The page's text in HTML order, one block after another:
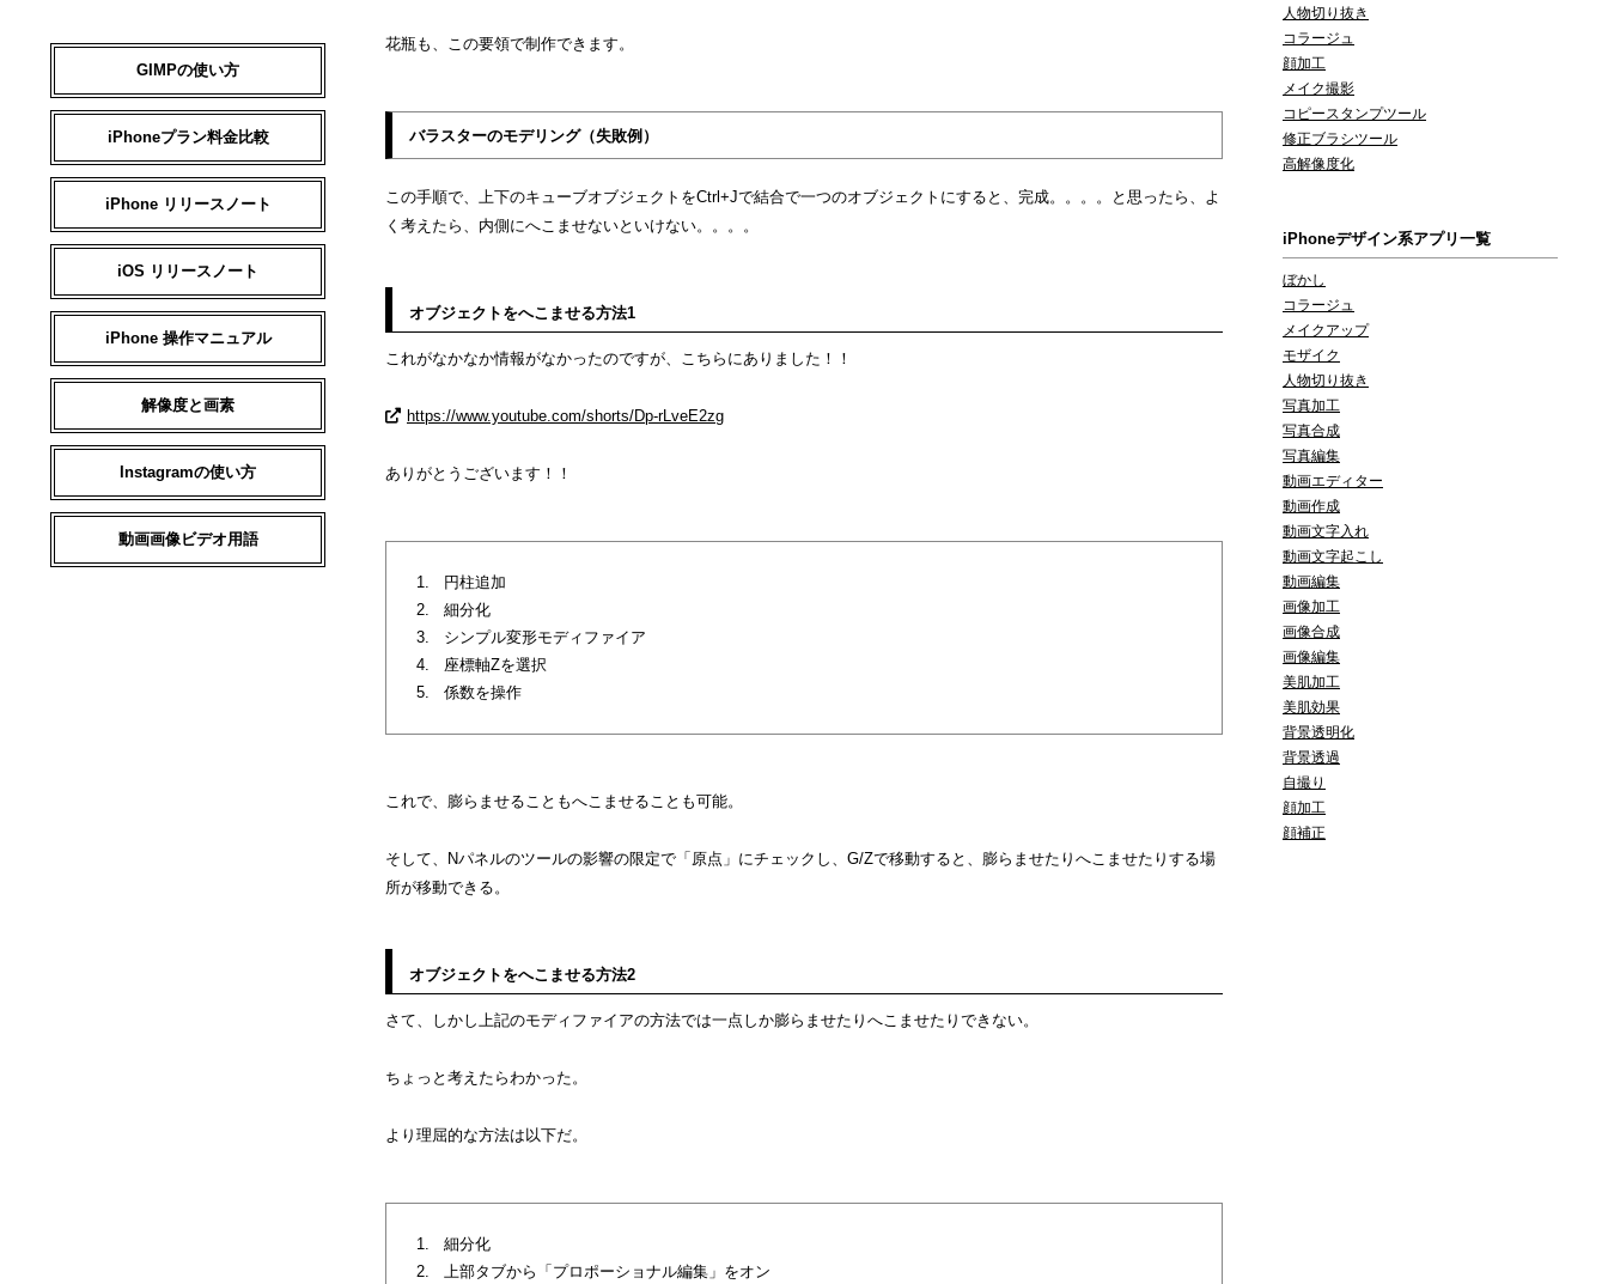
花瓶も、この要領で制作できます。
バラスターのモデリング（失敗例）
この手順で、上下のキューブオブジェクトをCtrl+Jで結合で一つのオブジェクトにすると、完成。。。。と思ったら、よ
く考えたら、内側にへこませないといけない。。。。
オブジェクトをへこませる方法1
これがなかなか情報がなかったのですが、こちらにありました！！
https://www.youtube.com/shorts/Dp-rLveE2zg
ありがとうございます！！
円柱追加
細分化
シンプル変形モディファイア
座標軸Zを選択
係数を操作
これで、膨らませることもへこませることも可能。
そして、Nパネルのツールの影響の限定で「原点」にチェックし、G/Zで移動すると、膨らませたりへこませたりする場
所が移動できる。
オブジェクトをへこませる方法2
さて、しかし上記のモディファイアの方法では一点しか膨らませたりへこませたりできない。
ちょっと考えたらわかった。
より理屈的な方法は以下だ。
細分化
上部タブから「プロポーショナル編集」をオン
GIMPの使い方
iPhoneプラン料金比較
iPhone リリースノート
iOS リリースノート
iPhone 操作マニュアル
解像度と画素
Instagramの使い方
動画画像ビデオ用語
人物切り抜き
コラージュ
顔加工
メイク撮影
コピースタンプツール
修正ブラシツール
高解像度化
iPhoneデザイン系アプリ一覧
ぼかし
コラージュ
メイクアップ
モザイク
人物切り抜き
写真加工
写真合成
写真編集
動画エディター
動画作成
動画文字入れ
動画文字起こし
動画編集
画像加工
画像合成
画像編集
美肌加工
美肌効果
背景透明化
背景透過
自撮り
顔加工
顔補正